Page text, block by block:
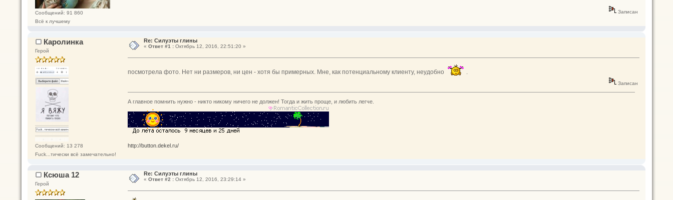
Сообщений: 91 860
Всё к лучшему
Записан
Каролинка
Герой
Сообщений: 13 278
Fuck...тически всё замечательно!
Re: Силуэты глины
« Ответ #1 :Октябрь 12, 2016, 22:51:20 »
посмотрела фото. Нет ни размеров, ни цен - хотя бы примерных. Мне, как потенциальному клиенту, неудобно .
Записан
А главное помнить нужно - никто никому ничего не должен! Тогда и жить проще, и любить легче.
http://button.dekel.ru/
Ксюша 12
Герой
Re: Силуэты глины
« Ответ #2 :Октябрь 12, 2016, 23:29:14 »